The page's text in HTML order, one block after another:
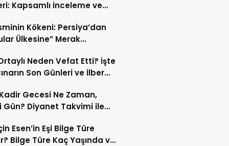
Kapsamlı İnceleme ve
Kökeni: Persiya’dan
Ülkesine” Merak
Neden Vefat Etti? İşte
Son Günleri ve İlber
Gecesi Ne Zaman,
Gün? Diyanet Takvimi ile
Esen’in Eşi Bilge Türe
Bilge Türe Kaç Yaşında ve